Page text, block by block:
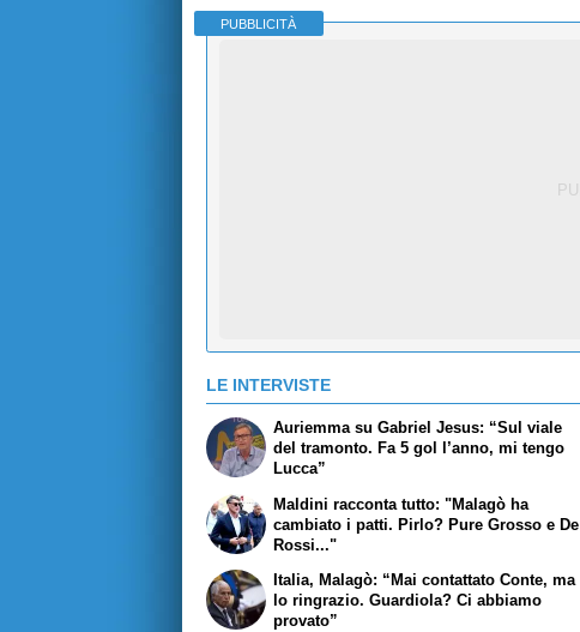
PUBBLICITÀ
LE INTERVISTE
Auriemma su Gabriel Jesus: “Sul viale
del tramonto. Fa 5 gol l’anno, mi tengo
Lucca”
Maldini racconta tutto: "Malagò ha
cambiato i patti. Pirlo? Pure Grosso e De
Rossi..."
Italia, Malagò: “Mai contattato Conte, ma
lo ringrazio. Guardiola? Ci abbiamo
provato”